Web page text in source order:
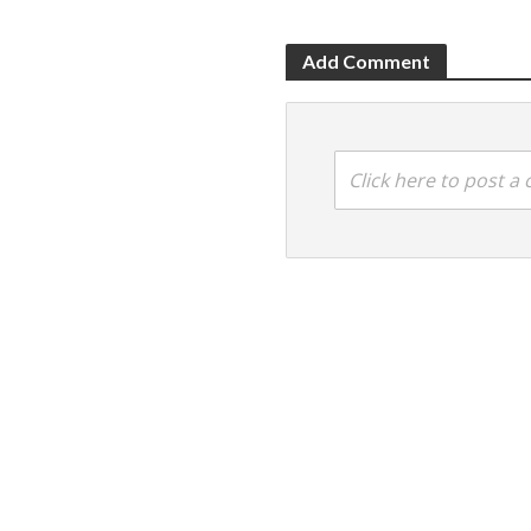
Add Comment
Click here to post a